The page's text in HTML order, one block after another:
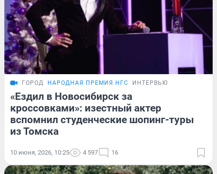
ГОРОД НАРОДНАЯ ПРЕМИЯ НГС ИНТЕРВЬЮ
«Ездил в Новосибирск за
кроссовками»: изестный актер
вспомнил студенческие шопинг-туры
из Томска
10 июня, 2026, 10:25 4 597 16